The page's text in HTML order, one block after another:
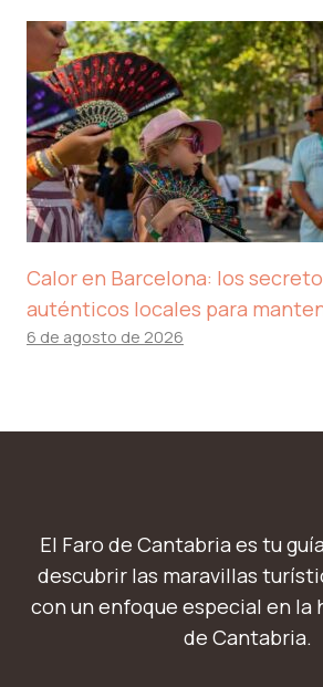
Calor en Barcelona: los
auténticos locales para
6 de agosto de 2026
El Faro de Cantabria es tu
descubrir las maravillas
con un enfoque especial en la
de Cantabria.